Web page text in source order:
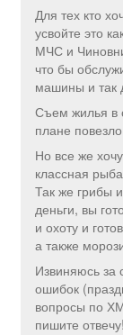
Для тех кто
усвойте это
МЧС и
что бы
машины и так
Съем жилья в
плане
Но все же
классная
Так же грибы
деньги, вы
и охоту и
а также
Извиняюсь за
ошибок
вопросы по
пишите